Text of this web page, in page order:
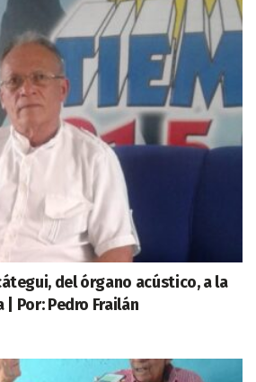
del órgano acústico, a la
Por: Pedro Frailán